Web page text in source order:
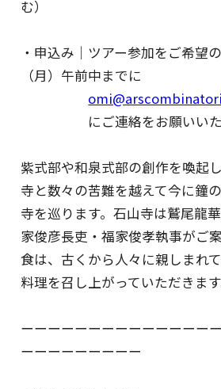
む）
・申込み｜ツアー参加をご希望
（月）午前中までに
にご連絡をお願いいたし
紫式部や和泉式部の創作を喚起
寺と数々の苦難を越えて今に鐘
寺を巡ります。石山寺は鷲尾龍
家俊彦長吏・福家俊孝執事がご
食は、古くから人々に親しまれ
料理を召し上がっていただきます
ーーーーーーーーーーーーーー
ーーーーーーーーー